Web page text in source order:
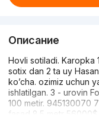
Описание
Hovli sotiladi. Karopka
sotix dan 2 ta uy
ko’cha. ozimiz uchun
ishlatilgan. 3 - urovin
100 metir. 945130070
fasad 8.5 metr 56000$